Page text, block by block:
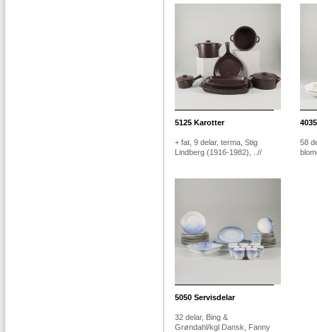
5125 Karotter
+ fat, 9 delar, terma, Stig
Lindberg (1916-1982), ..//
4035
58
5050 Servisdelar
32 delar, Bing &
Grøndahl/kgl Dansk, Fanny